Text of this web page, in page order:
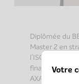
Diplômée du
Master 2 en
l’ISCOM,
financières
AXA IM.
Votre